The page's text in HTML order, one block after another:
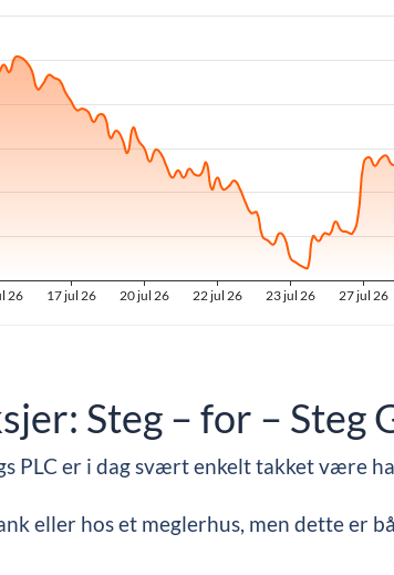
Steg – for – Steg
PLC er i dag svært enkelt takket være
eller hos et meglerhus, men dette er